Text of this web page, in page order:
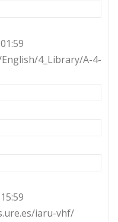
4_Library/A-4-
iaru-vhf/